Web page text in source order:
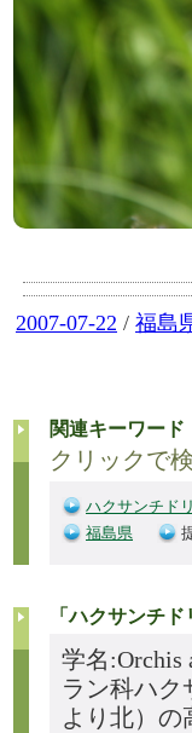
2007-07-22 / 福島
関連キーワード
クリックで
ハクサンチド
福島県
「ハクサンチ
学名
ラン科ハク
より北）の